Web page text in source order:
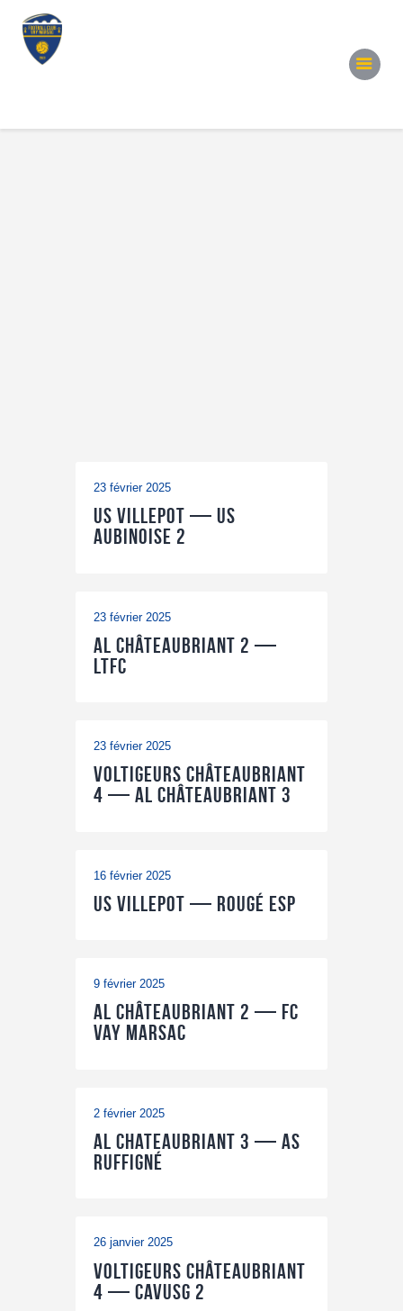
23 février 2025
US Villepot — US
Aubinoise 2
23 février 2025
AL Châteaubriant 2 —
LTFC
23 février 2025
Voltigeurs Châteaubriant
4 — AL Châteaubriant 3
16 février 2025
US Villepot — Rougé ESP
9 février 2025
AL Châteaubriant 2 — FC
Vay Marsac
2 février 2025
AL Chateaubriant 3 — AS
Ruffigné
26 janvier 2025
Voltigeurs Châteaubriant
4 — CAVUSG 2